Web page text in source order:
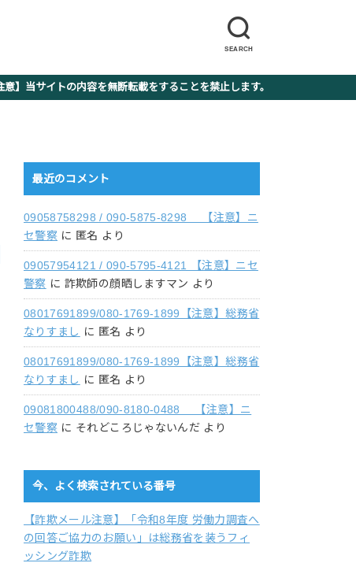
SEARCH
サイトの内容を無断転載をすることを禁止します。
最近のコメント
09058758298 / 090-5875-8298 【注意】ニ
セ警察 に 匿名 より
09057954121 / 090-5795-4121 【注意】ニセ
警察 に 詐欺師の顔晒しますマン より
08017691899/080-1769-1899【注意】総務省
なりすまし に 匿名 より
08017691899/080-1769-1899【注意】総務省
なりすまし に 匿名 より
09081800488/090-8180-0488 【注意】ニ
セ警察 に それどころじゃないんだ より
今、よく検索されている番号
【詐欺メール注意】「令和8年度 労働力調査へ
の回答ご協力のお願い」は総務省を装うフィ
ッシング詐欺